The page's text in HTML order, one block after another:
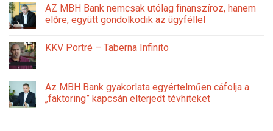
AZ MBH Bank nemcsak utólag finanszíroz, hanem
előre, együtt gondolkodik az ügyféllel
KKV Portré – Taberna Infinito
Az MBH Bank gyakorlata egyértelműen cáfolja a
„faktoring” kapcsán elterjedt tévhiteket